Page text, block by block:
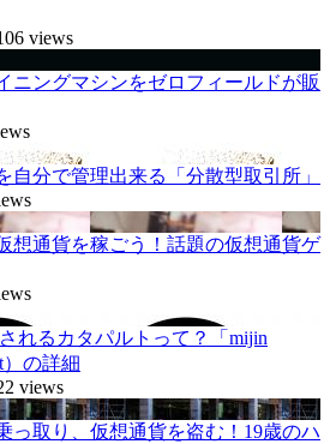
views
ニングマシンをゼロフィールドが販
自分で管理出来る「分散型取引所」
想通貨を稼ごう！話題の仮想通貨ゲ
れるカタパルトって？「mijin
）の詳細
views
っ取り、仮想通貨を盗む！19歳のハ